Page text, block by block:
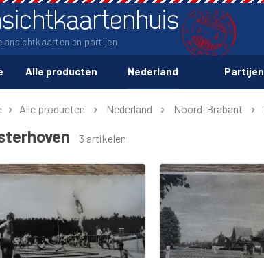
ansichtkaarten en partijen
Alle producten Nederland Partijen
Alle producten Nederland Noord-Brabant
3 artikelen